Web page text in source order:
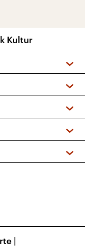
Kultur
|